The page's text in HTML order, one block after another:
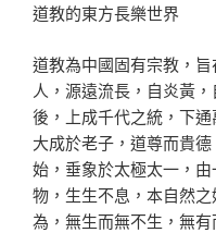
道教的東方長樂世界
道教為中國固有宗教，
人，源遠流長，自炎黃
後，上成千代之統，下
大成於老子，道尊而貴
始，垂象於太極太一，
物，生生不息，本自然
為，無生而無不生，無